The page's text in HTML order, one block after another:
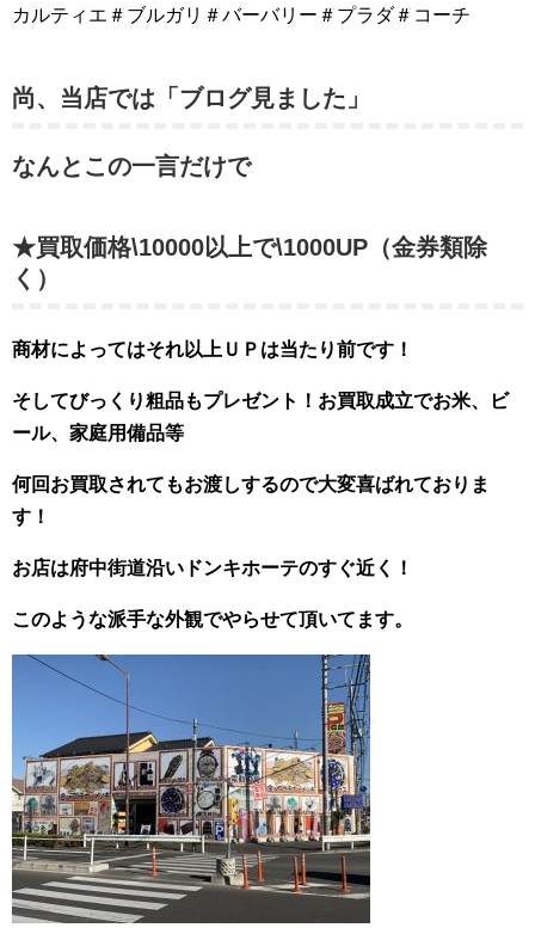
カルティエ＃ブルガリ＃バーバリー＃プラダ＃コーチ
尚、当店では「ブログ見ました」
なんとこの一言だけで
★買取価格\10000以上で\1000UP（金券類除
く）
商材によってはそれ以上ＵＰは当たり前です！
そしてびっくり粗品もプレゼント！お買取成立でお米、ビ
ール、家庭用備品等
何回お買取されてもお渡しするので大変喜ばれておりま
す！
お店は府中街道沿いドンキホーテのすぐ近く！
このような派手な外観でやらせて頂いてます。